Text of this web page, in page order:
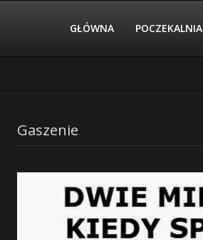
GŁÓWNA POCZEKALNIA
Gaszenie